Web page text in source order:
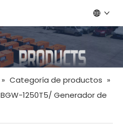
» Categoría de productos »
BGW-1250T5/ Generador de